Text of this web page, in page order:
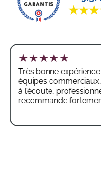
Très bonne
équipes
à l’écoute,
recommande